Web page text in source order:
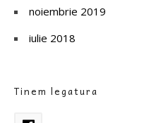
noiembrie 2019
iulie 2018
Tinem legatura